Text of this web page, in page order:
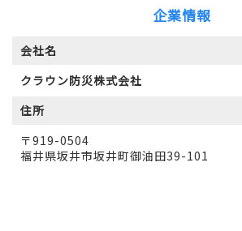
企業情報
会社名
クラウン防災株式会社
住所
〒919-0504
福井県坂井市坂井町御油田39-101